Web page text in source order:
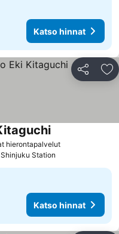
Katso hinnat
Jaa
hierontapalvelutKatso hinnat
Katso hinnat
Station
Katso hinnat